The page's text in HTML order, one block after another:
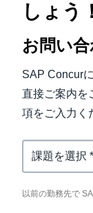
しょう！
お問い
SAP Concur
直接ご案内を
項をご入力く
Previous
以前の勤務先で